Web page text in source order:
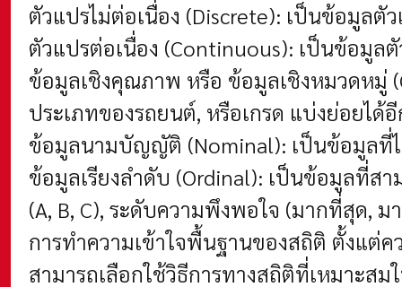
ตัวแปรไม่ต่อเนื่อง (Discrete): เป็นข้อมูลตั
ตัวแปรต่อเนื่อง (Continuous): เป็นข้อมูล
ข้อมูลเชิงคุณภาพ หรือ ข้อมูลเชิงหมวดหมู่
ประเภทของรถยนต์, หรือเกรด แบ่งย่อยได้
ข้อมูลนามบัญญัติ (Nominal): เป็นข้อมูลที่ไ
ข้อมูลเรียงลำดับ (Ordinal): เป็นข้อมูลที่สา
(A, B, C), ระดับความพึงพอใจ (มากที่สุด,
การทำความเข้าใจพื้นฐานของสถิติ ตั้งแต่
สามารถเลือกใช้วิธีการทางสถิติที่เหมาะส